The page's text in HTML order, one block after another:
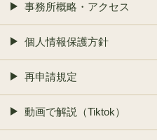
事務所概略・アクセス
個人情報保護方針
再申請規定
動画で解説（Tiktok）